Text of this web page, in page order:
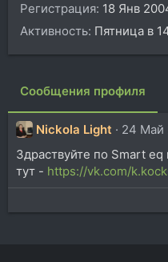
Регистрация 18 Янв
Активность Пятница в
Сообщения профиля
Nickola Light
24 Май
Здраствуйте по Smart
тут - https://vk.com/